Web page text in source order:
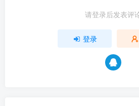
请登录后发表评
登录